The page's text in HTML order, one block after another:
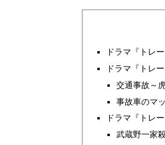
ドラマ『トレ
ドラマ『トレ
交通事故～
事故車のマ
ドラマ『トレ
武蔵野一家